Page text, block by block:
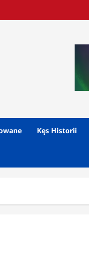
Kęs Historii